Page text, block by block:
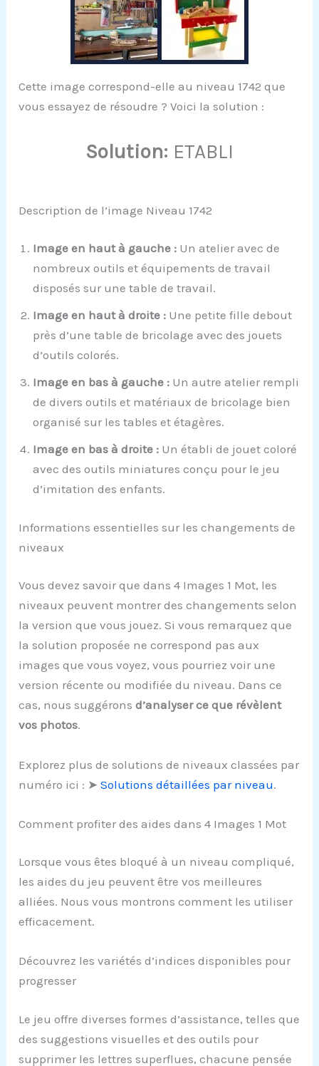
Cette image correspond-elle au niveau 1742 que
vous essayez de résoudre ? Voici la solution :
Solution: ETABLI
Description de l’image Niveau 1742
Image en haut à gauche : Un atelier avec de
nombreux outils et équipements de travail
disposés sur une table de travail.
Image en haut à droite : Une petite fille debout
près d’une table de bricolage avec des jouets
d’outils colorés.
Image en bas à gauche : Un autre atelier rempli
de divers outils et matériaux de bricolage bien
organisé sur les tables et étagères.
Image en bas à droite : Un établi de jouet coloré
avec des outils miniatures conçu pour le jeu
d’imitation des enfants.
Informations essentielles sur les changements de
niveaux
Vous devez savoir que dans 4 Images 1 Mot, les
niveaux peuvent montrer des changements selon
la version que vous jouez. Si vous remarquez que
la solution proposée ne correspond pas aux
images que vous voyez, vous pourriez voir une
version récente ou modifiée du niveau. Dans ce
cas, nous suggéronsd’analyser ce que révèlent
vos photos.
Explorez plus de solutions de niveaux classées par
numéro ici : ➤Solutions détaillées par niveau.
Comment profiter des aides dans 4 Images 1 Mot
Lorsque vous êtes bloqué à un niveau compliqué,
les aides du jeu peuvent être vos meilleures
alliées. Nous vous montrons comment les utiliser
efficacement.
Découvrez les variétés d’indices disponibles pour
progresser
Le jeu offre diverses formes d’assistance, telles que
des suggestions visuelles et des outils pour
supprimer les lettres superflues, chacune pensée